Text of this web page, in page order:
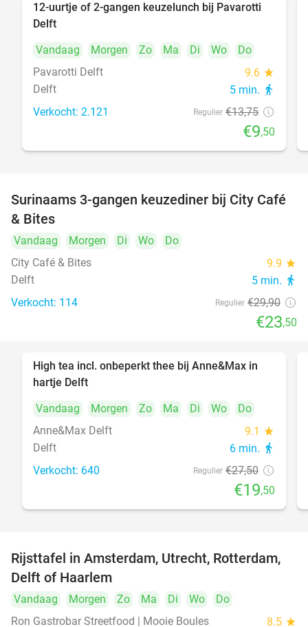
31%
12-uurtje of 2-gangen keuzelunch bij Pavarotti
Delft
Vandaag
Morgen Zo Ma Di Wo
Do
Pavarotti Delft
9.6 star
Delft 5 min. directions_walk
Verkocht: 2.121 Regulier €13,75
€9,50
21%
Surinaams 3-gangen keuzediner bij City Café
& Bites
Vandaag Morgen Di Wo
Do
City Café & Bites
9.9 star
Delft 5 min. directions_walk
Verkocht: 114 Regulier €29,90
€23,50
29%
High tea incl. onbeperkt thee bij Anne&Max in
hartje Delft
Vandaag
Morgen Zo Ma Di Wo
Do
Anne&Max Delft
9.1 star
Delft 6 min. directions_walk
Verkocht: 640 Regulier €27,50
€19,50
19%
Rijsttafel in Amsterdam, Utrecht, Rotterdam,
Delft of Haarlem
Vandaag Morgen Zo Ma Di Wo
Do
Ron Gastrobar Streetfood | Mooie Boules
8.5 star